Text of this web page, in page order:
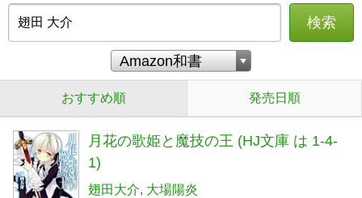
検索
おすすめ順 発売日順
月花の歌姫と魔技の王 (HJ文庫 は 1-4-
1)
翅田大介 大場陽炎